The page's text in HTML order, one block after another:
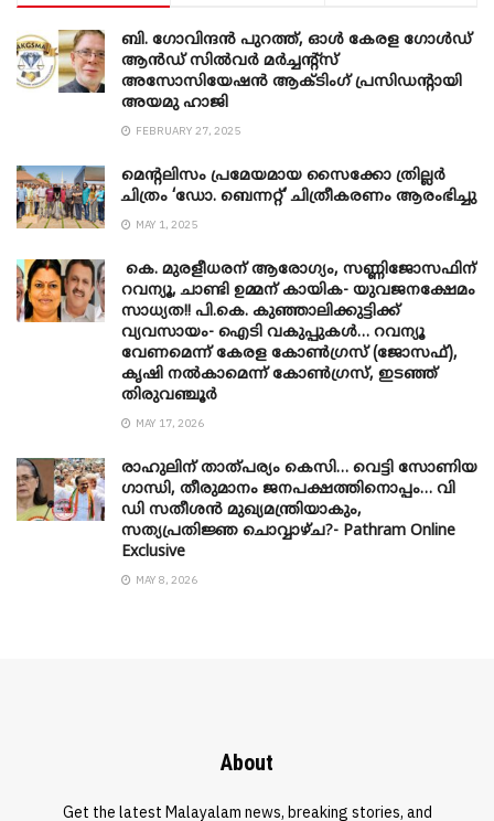
ബി. ​ഗോവിന്ദൻ പുറത്ത്, ഓൾ കേരള ഗോൾഡ്
ആൻഡ് സിൽവർ മർച്ചന്റ്സ്
അസോസിയേഷൻ ആക്ടിംഗ് പ്രസിഡന്റായി
അയമു ഹാജി
FEBRUARY 27, 2025
മെന്‍റലിസം പ്രമേയമായ സൈക്കോ ത്രില്ലർ
ചിത്രം ‘ഡോ. ബെന്നറ്റ്’ ചിത്രീകരണം ആരംഭിച്ചു
MAY 1, 2025
കെ. മുരളീധരന് ആരോഗ്യം, സണ്ണിജോസഫിന്
റവന്യൂ, ചാണ്ടി ഉമ്മന് കായിക- യുവജനക്ഷേമം
സാധ്യത!! പി.കെ. കുഞ്ഞാലിക്കുട്ടിക്ക്
വ്യവസായം- ഐടി വകുപ്പുകൾ… റവന്യൂ
വേണമെന്ന് കേരള കോൺഗ്രസ് (ജോസഫ്),
കൃഷി നൽകാമെന്ന് കോൺഗ്രസ്, ഇടഞ്ഞ്
തിരുവഞ്ചൂർ
MAY 17, 2026
രാഹുലിന് താത്പര്യം കെസി… വെട്ടി സോണിയ
​ഗാന്ധി, തീരുമാനം ജനപക്ഷത്തിനൊപ്പം… വി
ഡി സതീശൻ മുഖ്യമന്ത്രിയാകും,
സത്യപ്രതിജ്ഞ ചൊവ്വാഴ്ച?- Pathram Online
Exclusive
MAY 8, 2026
About
Get the latest Malayalam news, breaking stories, and